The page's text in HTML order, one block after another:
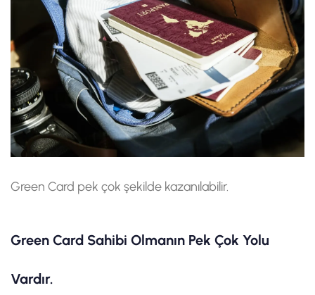
Green Card pek çok şekilde kazanılabilir.
Green Card Sahibi Olmanın Pek Çok Yolu
Vardır.